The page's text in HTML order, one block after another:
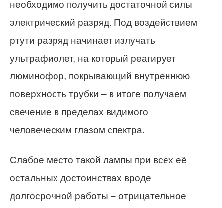
необходимо получить достаточной силы
электрический разряд. Под воздействием
ртути разряд начинает излучать
ультрафиолет, на который реагирует
люминофор, покрывающий внутреннюю
поверхность трубки – в итоге получаем
свечение в пределах видимого
человеческим глазом спектра.
Слабое место такой лампы при всех её
остальных достоинствах вроде
долгосрочной работы – отрицательное